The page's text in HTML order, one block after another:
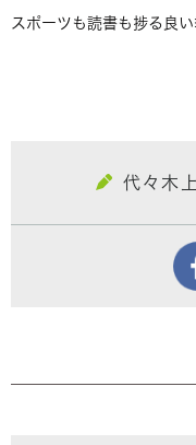
スポーツも読書も捗る良
代々木